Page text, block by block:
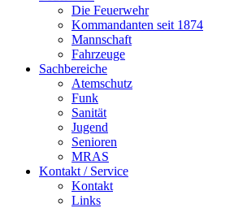
Die Feuerwehr
Kommandanten seit 1874
Mannschaft
Fahrzeuge
Sachbereiche
Atemschutz
Funk
Sanität
Jugend
Senioren
MRAS
Kontakt / Service
Kontakt
Links